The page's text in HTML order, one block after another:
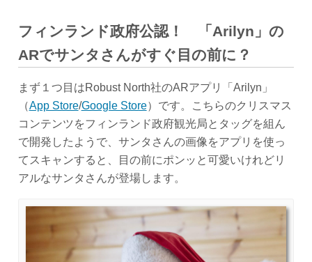
フィンランド政府公認！ 「Arilyn」の
ARでサンタさんがすぐ目の前に？
まず１つ目はRobust North社のARアプリ「Arilyn」
（App Store/Google Store）です。こちらのクリスマス
コンテンツをフィンランド政府観光局とタッグを組ん
で開発したようで、サンタさんの画像をアプリを使っ
てスキャンすると、目の前にポンッと可愛いけれどリ
アルなサンタさんが登場します。